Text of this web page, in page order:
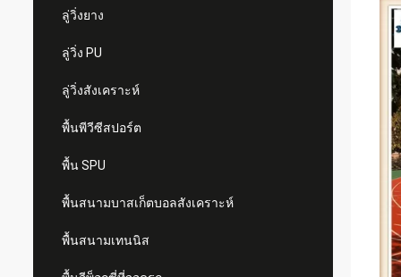
ลู่วิ่งยาง
ลู่วิ่ง PU
ลู่วิ่งสังเคราะห์
พื้นพีวีซีสปอร์ต
พื้น SPU
พื้นสนามบาสเก็ตบอลสังเคราะห์
พื้นสนามเทนนิส